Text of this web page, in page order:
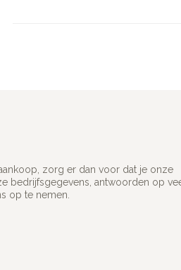
zorg er dan voor dat je onze
bedrijfsgegevens, antwoorden op
op te nemen.